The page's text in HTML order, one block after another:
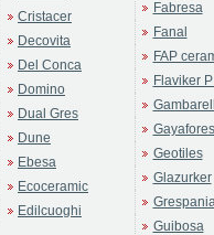
Cristacer
Decovita
Del Conca
Domino
Dual Gres
Dune
Ebesa
Ecoceramic
Edilcuoghi
Fabresa
Fanal
FAP
Flaviker
Gayafores
Geotiles
Glazurker
Guibosa